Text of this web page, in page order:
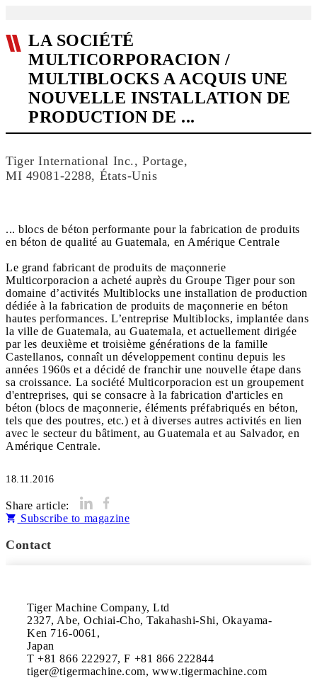
LA SOCIÉTÉ
MULTICORPORACION /
MULTIBLOCKS A ACQUIS UNE
NOUVELLE INSTALLATION DE
PRODUCTION DE ...
Tiger International Inc., Portage,
MI 49081-2288, États-Unis
... blocs de béton performante pour la fabrication de produits
en béton de qualité au Guatemala, en Amérique Centrale
Le grand fabricant de produits de maçonnerie
Multicorporacion a acheté auprès du Groupe Tiger pour son
domaine d’activités Multiblocks une installation de production
dédiée à la fabrication de produits de maçonnerie en béton
hautes performances. L’entreprise Multiblocks, implantée dans
la ville de Guatemala, au Guatemala, et actuellement dirigée
par les deuxième et troisième générations de la famille
Castellanos, connaît un développement continu depuis les
années 1960s et a décidé de franchir une nouvelle étape dans
sa croissance. La société Multicorporacion est un groupement
d'entreprises, qui se consacre à la fabrication d'articles en
béton (blocs de maçonnerie, éléments préfabriqués en béton,
tels que des poutres, etc.) et à diverses autres activités en lien
avec le secteur du bâtiment, au Guatemala et au Salvador, en
Amérique Centrale.
18.11.2016
Share article:
Subscribe to magazine
Contact
Tiger Machine Company, Ltd
2327, Abe, Ochiai-Cho, Takahashi-Shi, Okayama-
Ken 716-0061,
Japan
T +81 866 222927, F +81 866 222844
tiger@tigermachine.com, www.tigermachine.com